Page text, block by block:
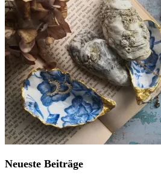
Neueste Beiträge